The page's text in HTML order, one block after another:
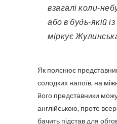
взагалі коли-
або в будь-якій
міркує
Як пояснює
солодких напоїв, на
його представники
англійською, проте
бачить підстав для